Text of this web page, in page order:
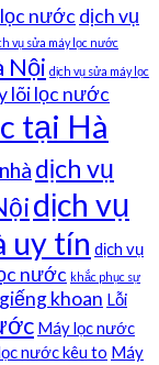
nước dịch vụ
vụ sửa máy lọc nước
Nội dịch vụ sửa máy lọc
lõi lọc nước
tại Hà
dịch vụ
dịch vụ
uy tín dịch vụ
nước khắc phục sự
khoan Lỗi
Máy lọc nước
nước kêu to Máy